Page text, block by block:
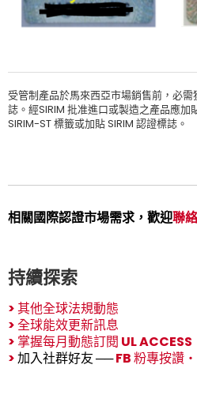
受管制產品於馬來西亞市場銷售前，必需
誌。經SIRIM 批准進口或製造之產品應
SIRIM-ST 標籤或加貼 SIRIM 認證標誌。
相關國際認證市場需求，歡迎聯
持續探索
>其他全球法規動態
>全球能效更新訊息
> 掌握每月動態訂閱 UL ACCESS
>加入社群好友 ──FB 粉專按讚 ‧